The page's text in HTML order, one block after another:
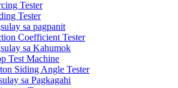
Tester
Tester
sa pagpanit
Coefficient Tester
sa Kahumok
Test Machine
Siding Angle Tester
sa Pagkagahi